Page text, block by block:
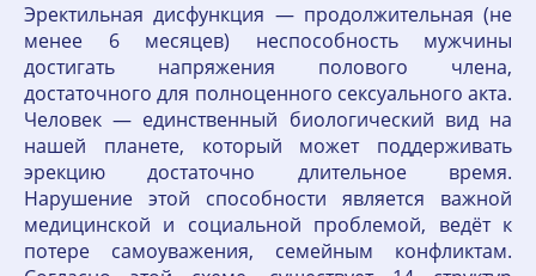
Эректильная дисфункция — продолжительная (не
менее 6 месяцев) неспособность мужчины
достигать напряжения полового члена,
достаточного для полноценного сексуального акта.
Человек — единственный биологический вид на
нашей планете, который может поддерживать
эрекцию достаточно длительное время.
Нарушение этой способности является важной
медицинской и социальной проблемой, ведёт к
потере самоуважения, семейным конфликтам.